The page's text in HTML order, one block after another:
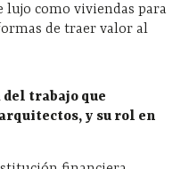
lujo como viviendas para
de traer valor al
del trabajo que
y su rol en